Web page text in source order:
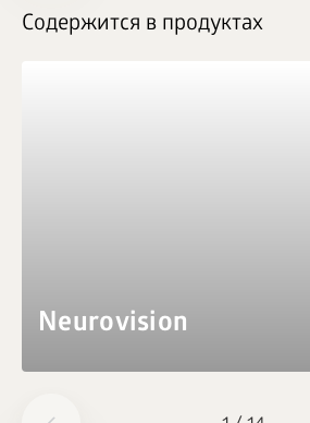
Содержится в продуктах
Neurovision